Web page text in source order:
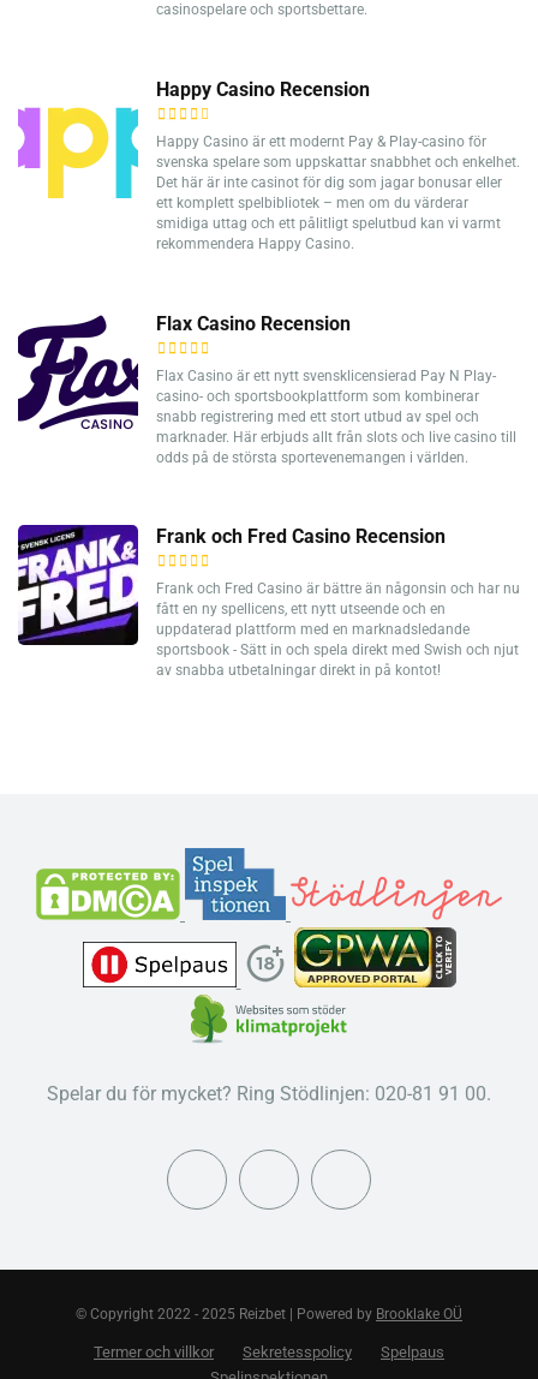
casinospelare och sportsbettare.
Happy Casino Recension
Happy Casino är ett modernt Pay & Play-casino för
svenska spelare som uppskattar snabbhet och enkelhet.
Det här är inte casinot för dig som jagar bonusar eller
ett komplett spelbibliotek – men om du värderar
smidiga uttag och ett pålitligt spelutbud kan vi varmt
rekommendera Happy Casino.
Flax Casino Recension
Flax Casino är ett nytt svensklicensierad Pay N Play-
casino- och sportsbookplattform som kombinerar
snabb registrering med ett stort utbud av spel och
marknader. Här erbjuds allt från slots och live casino till
odds på de största sportevenemangen i världen.
Frank och Fred Casino Recension
Frank och Fred Casino är bättre än någonsin och har nu
fått en ny spellicens, ett nytt utseende och en
uppdaterad plattform med en marknadsledande
sportsbook - Sätt in och spela direkt med Swish och njut
av snabba utbetalningar direkt in på kontot!
Spelar du för mycket? Ring Stödlinjen: 020-81 91 00.
© Copyright 2022 - 2025 Reizbet | Powered by Brooklake OÜ
Termer och villkor Sekretesspolicy
Spelpaus